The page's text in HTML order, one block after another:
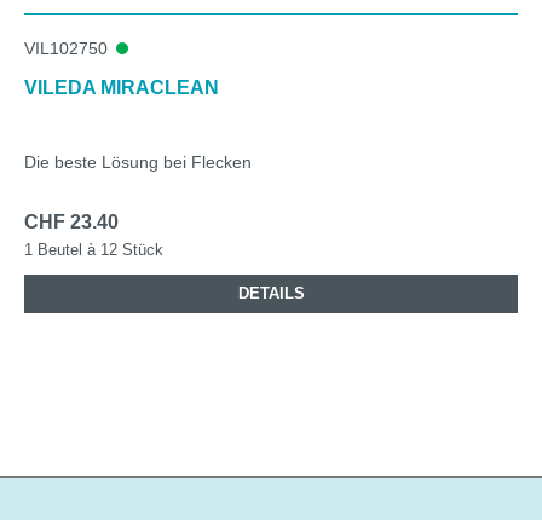
VIL102750
VILEDA MIRACLEAN
Die beste Lösung bei Flecken
CHF 23.40
1 Beutel à 12 Stück
DETAILS